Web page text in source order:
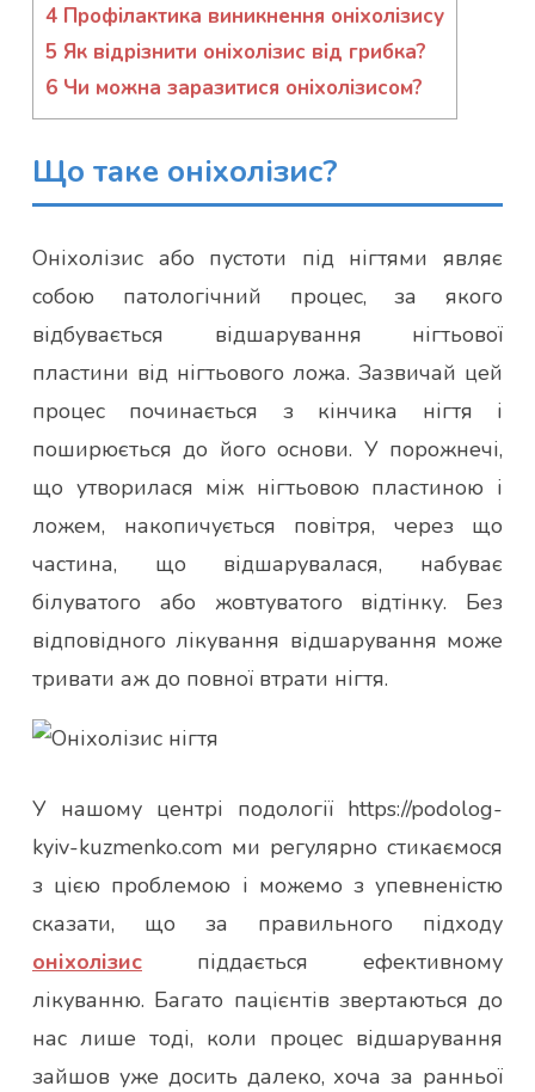
4 Профілактика виникнення оніхолізису
5 Як відрізнити оніхолізис від грибка?
6 Чи можна заразитися оніхолізисом?
Що таке оніхолізис?
Оніхолізис або пустоти під нігтями являє
собою патологічний процес, за якого
відбувається відшарування нігтьової
пластини від нігтьового ложа. Зазвичай цей
процес починається з кінчика нігтя і
поширюється до його основи. У порожнечі,
що утворилася між нігтьовою пластиною і
ложем, накопичується повітря, через що
частина, що відшарувалася, набуває
білуватого або жовтуватого відтінку. Без
відповідного лікування відшарування може
тривати аж до повної втрати нігтя.
У нашому центрі подології https://podolog-
kyiv-kuzmenko.com ми регулярно стикаємося
з цією проблемою і можемо з упевненістю
сказати, що за правильного підходу
оніхолізис піддається ефективному
лікуванню. Багато пацієнтів звертаються до
нас лише тоді, коли процес відшарування
зайшов уже досить далеко, хоча за ранньої